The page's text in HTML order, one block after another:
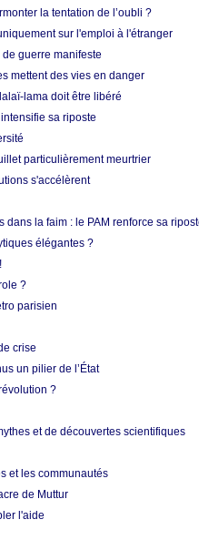
la tentation de l’oubli ?
sur l'emploi à l'étranger
guerre manifeste
mettent des vies en danger
lama doit être libéré
sa riposte
particulièrement meurtrier
s'accélèrent
la faim : le PAM renforce sa
élégantes ?
?
parisien
crise
un pilier de l’État
?
et de découvertes scientifiques
et les communautés
de Muttur
l'aide